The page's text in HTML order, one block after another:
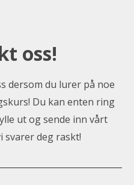
oss!
dersom du lurer på noe
Du kan enten ring
ut og sende inn vårt
svarer deg raskt!